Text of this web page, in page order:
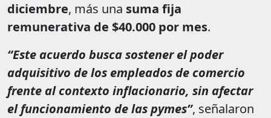
diciembre, más una suma fija
remunerativa de $40.000 por mes.
“Este acuerdo busca sostener el poder
adquisitivo de los empleados de comercio
frente al contexto inflacionario, sin afectar
el funcionamiento de las pymes”, señalaron